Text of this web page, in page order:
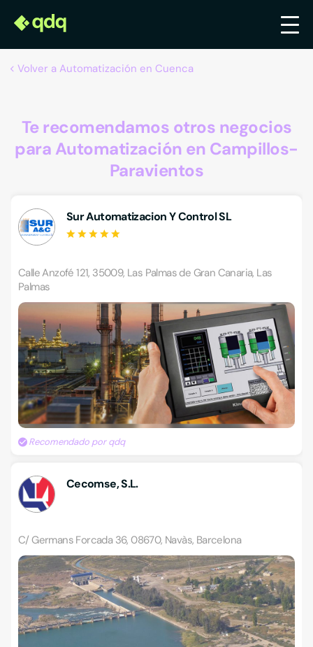
Volver a Automatización en Cuenca
Te recomendamos otros negocios
para Automatización en Campillos-
Paravientos
Sur Automatizacion Y Control SL
Calle Anzofé 121, 35009, Las Palmas de Gran Canaria, Las
Palmas
Recomendado por qdq
Cecomse, S.L.
C/ Germans Forcada 36, 08670, Navàs, Barcelona